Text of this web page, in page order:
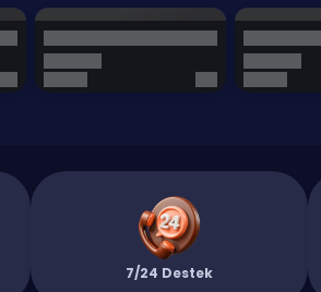
7/24 Destek